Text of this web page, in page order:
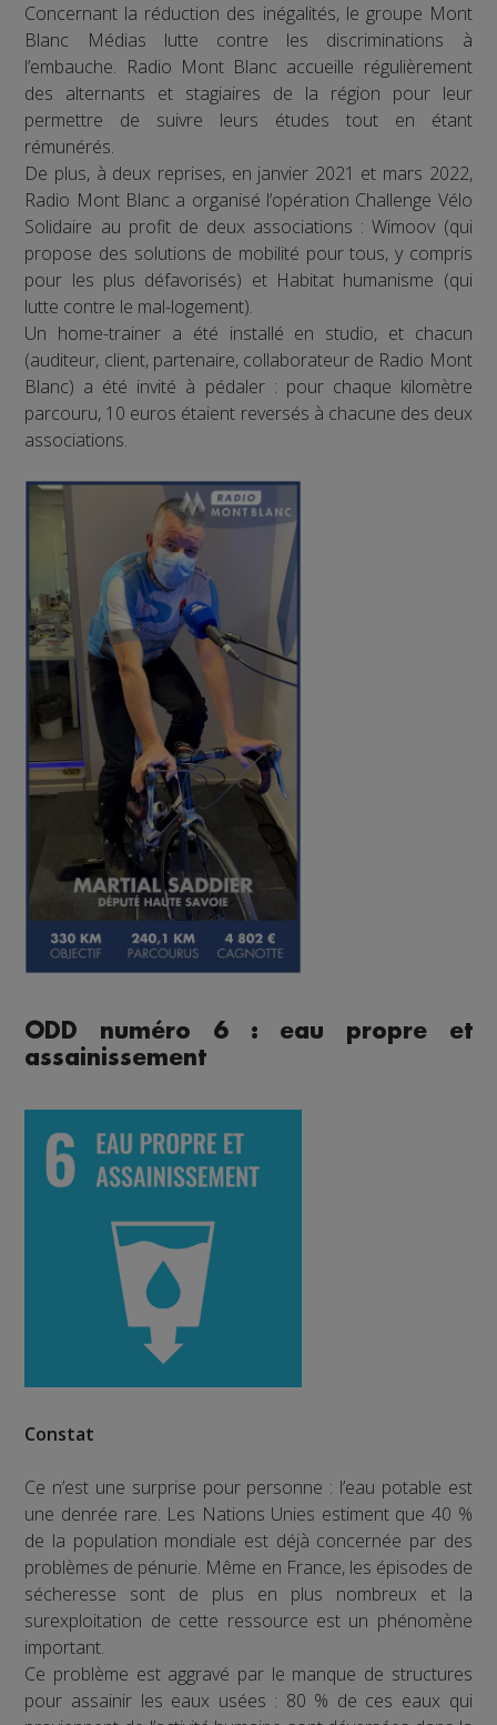
Concernant la réduction des inégalités, le groupe Mont
Blanc Médias lutte contre les discriminations à
l’embauche. Radio Mont Blanc accueille régulièrement
des alternants et stagiaires de la région pour leur
permettre de suivre leurs études tout en étant
rémunérés.
De plus, à deux reprises, en janvier 2021 et mars 2022,
Radio Mont Blanc a organisé l’opération Challenge Vélo
Solidaire au profit de deux associations : Wimoov (qui
propose des solutions de mobilité pour tous, y compris
pour les plus défavorisés) et Habitat humanisme (qui
lutte contre le mal-logement).
Un home-trainer a été installé en studio, et chacun
(auditeur, client, partenaire, collaborateur de Radio Mont
Blanc) a été invité à pédaler : pour chaque kilomètre
parcouru, 10 euros étaient reversés à chacune des deux
associations.
ODD numéro 6 : eau propre et
assainissement
Constat
Ce n’est une surprise pour personne : l’eau potable est
une denrée rare. Les Nations Unies estiment que 40 %
de la population mondiale est déjà concernée par des
problèmes de pénurie. Même en France, les épisodes de
sécheresse sont de plus en plus nombreux et la
surexploitation de cette ressource est un phénomène
important.
Ce problème est aggravé par le manque de structures
pour assainir les eaux usées : 80 % de ces eaux qui